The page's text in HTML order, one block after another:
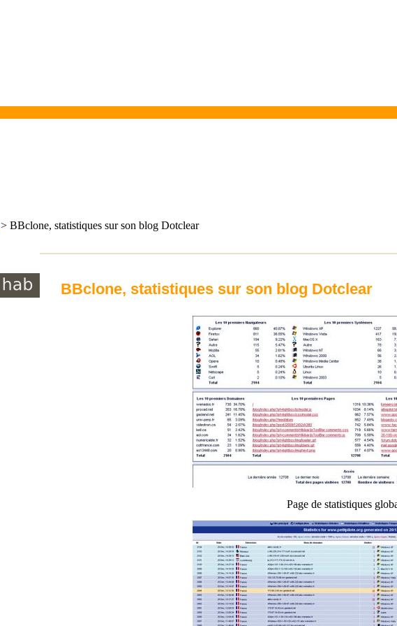
> BBclone, statistiques sur son blog Dotclear
BBclone, statistiques sur son blog Dotclear
Page de statistiques